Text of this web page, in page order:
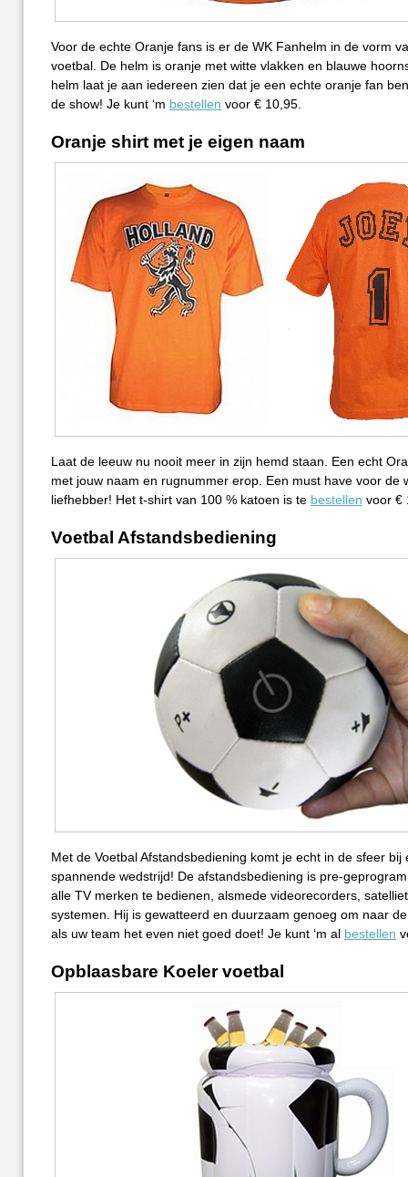
Voor de echte Oranje fans is er de WK Fanhelm in de vorm
voetbal. De helm is oranje met witte vlakken en blauwe
helm laat je aan iedereen zien dat je een echte oranje fan
de show! Je kunt ‘m bestellen voor € 10,95.
Oranje shirt met je eigen naam
Laat de leeuw nu nooit meer in zijn hemd staan. Een echt
met jouw naam en rugnummer erop. Een must have voor de
liefhebber! Het t-shirt van 100 % katoen is te bestellen voor €
Voetbal Afstandsbediening
Met de Voetbal Afstandsbediening komt je echt in de sfeer bij
spannende wedstrijd! De afstandsbediening is pre-
alle TV merken te bedienen, alsmede videorecorders,
systemen. Hij is gewatteerd en duurzaam genoeg om naar
als uw team het even niet goed doet! Je kunt ‘m al bestellen
Opblaasbare Koeler voetbal